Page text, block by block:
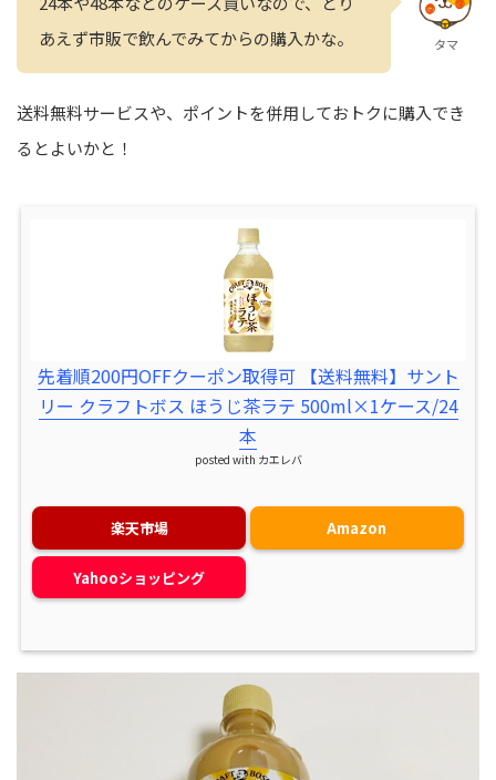
あえず市販で飲んでみてからの購入かな。
タマ
送料無料サービスや、ポイントを併用しておトクに購入でき
るとよいかと！
先着順200円OFFクーポン取得可 【送料無料】サント
リー クラフトボス ほうじ茶ラテ 500ml×1ケース/24
本
posted with カエレバ
楽天市場 Amazon
Yahooショッピング